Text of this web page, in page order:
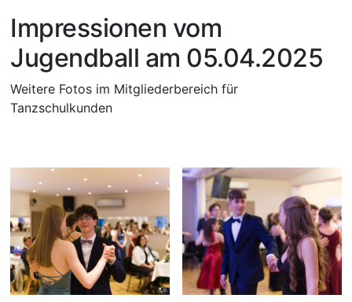
Impressionen vom
Jugendball am 05.04.2025
Weitere Fotos im Mitgliederbereich für
Tanzschulkunden